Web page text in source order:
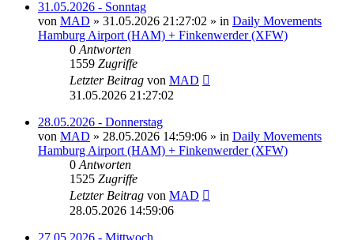
31.05.2026 - Sonntag
von MAD » 31.05.2026 21:27:02 » in Daily Movements
Hamburg Airport (HAM) + Finkenwerder (XFW)
0 Antworten
1559 Zugriffe
Letzter Beitrag von MAD
31.05.2026 21:27:02
28.05.2026 - Donnerstag
von MAD » 28.05.2026 14:59:06 » in Daily Movements
Hamburg Airport (HAM) + Finkenwerder (XFW)
0 Antworten
1525 Zugriffe
Letzter Beitrag von MAD
28.05.2026 14:59:06
27.05.2026 - Mittwoch